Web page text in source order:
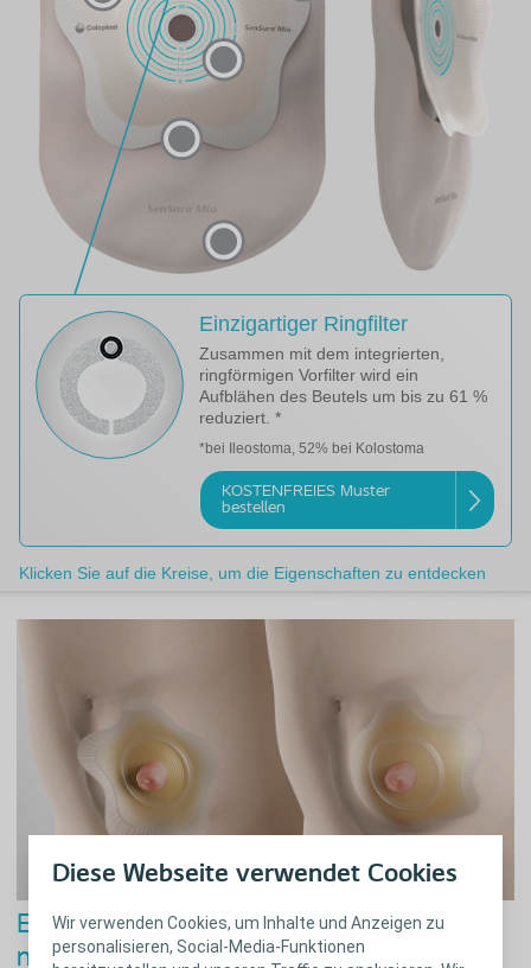
Diese Webseite verwendet Cookies
Wir verwenden Cookies, um Inhalte und Anzeigen zu
personalisieren, Social-Media-Funktionen
Einzigartiger Ringfilter
Zusammen mit dem integrierten,
ringförmigen Vorfilter wird ein
Aufblähen des Beutels um bis zu 61 %
reduziert. *
*bei Ileostoma, 52% bei Kolostoma
KOSTENFREIES Muster
bestellen
Klicken Sie auf die Kreise, um die Eigenschaften zu entdecken
Einfach anzuwenden
mit weniger Faltenbildung